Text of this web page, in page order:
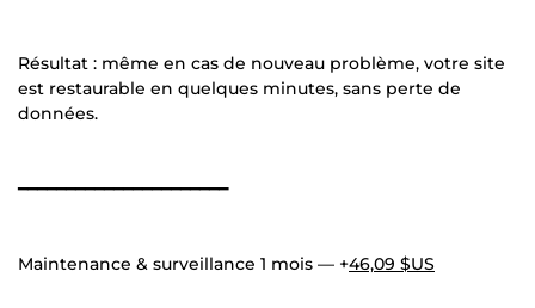
Résultat : même en cas de nouveau problème, votre site
est restaurable en quelques minutes, sans perte de
données.
━━━━━━━━━━━━━━━━━━━━━━
Maintenance & surveillance 1 mois — +46,09 $US